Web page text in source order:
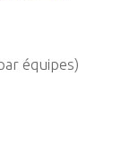
équipes)